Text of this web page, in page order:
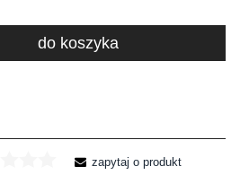
do koszyka
zapytaj o produkt